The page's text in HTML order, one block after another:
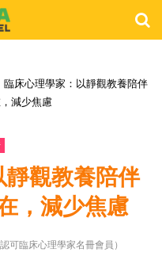
臨床心理學家：以靜觀教養陪伴
減少焦慮
靜觀教養陪伴
，減少焦慮
可臨床心理學家名冊會員）